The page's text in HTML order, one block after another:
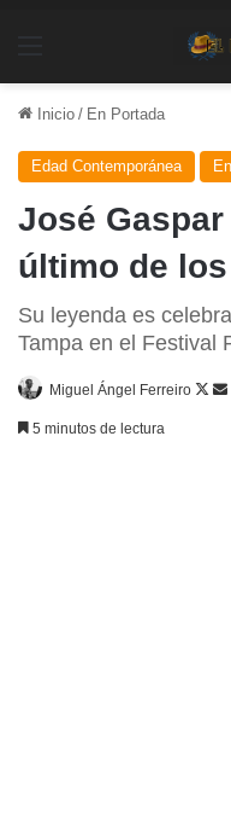
Inicio / En Portada
Edad Contemporánea
José
último de
Su leyenda es
Tampa en el Festival
Miguel Ángel Ferreiro
5 minutos de lectura